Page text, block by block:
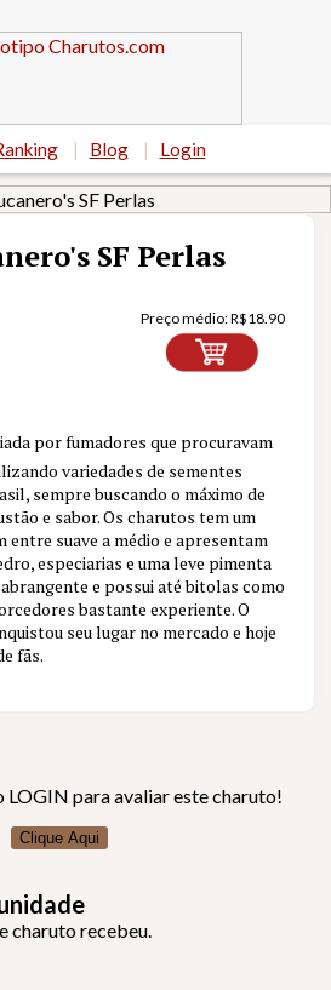
| Blog | Login
Nota
8.2
5 aval.
SF Perlas
Preço médio:R$18.90
por fumadores que procuravam
variedades de sementes
sempre buscando o máximo de
e sabor. Os charutos tem um
entre suave a médio e apresentam
especiarias e uma leve pimenta
e possui até bitolas como
bastante experiente. O
seu lugar no mercado e hoje
fãs.
LOGIN para avaliar este charuto!
Clique Aqui
charuto recebeu.